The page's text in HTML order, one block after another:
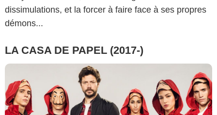
dissimulations, et la forcer à faire face à ses propres
démons...
LA CASA DE PAPEL (2017-)